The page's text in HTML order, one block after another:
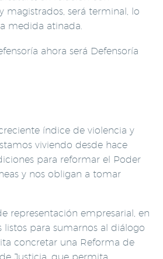
magistrados, será terminal, lo
medida atinada.
ahora será Defensoría
índice de violencia y
viviendo desde hace
para reformar el Poder
y nos obligan a tomar
representación empresarial, en
listos para sumarnos al diálogo
concretar una Reforma de